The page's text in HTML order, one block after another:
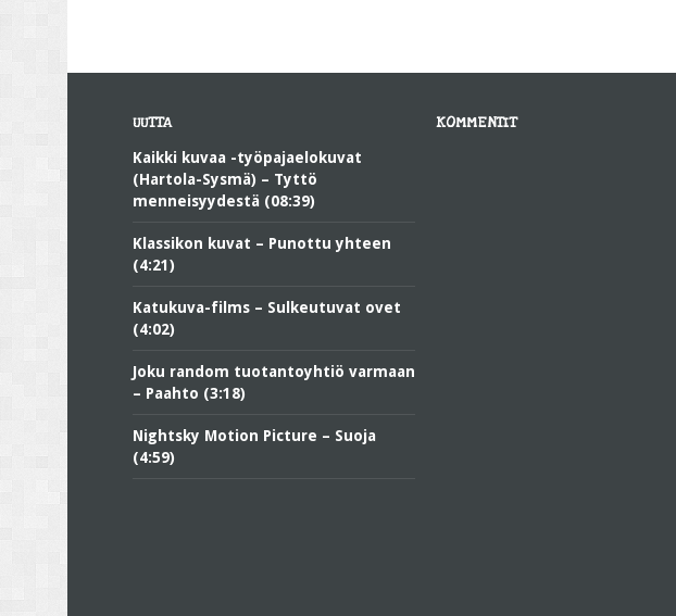
UUTTA
Kaikki kuvaa -työpajaelokuvat
(Hartola-Sysmä) – Tyttö
menneisyydestä (08:39)
Klassikon kuvat – Punottu yhteen
(4:21)
Katukuva-films – Sulkeutuvat ovet
(4:02)
Joku random tuotantoyhtiö varmaan
– Paahto (3:18)
Nightsky Motion Picture – Suoja
(4:59)
KOMMENTIT